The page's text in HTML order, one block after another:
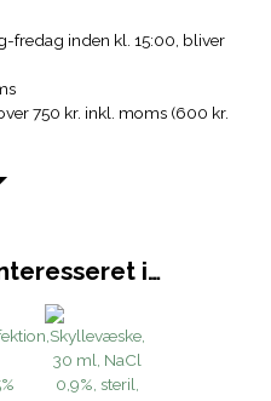
fredag inden kl. 15:00, bliver
750 kr. inkl. moms (600 kr.
i…